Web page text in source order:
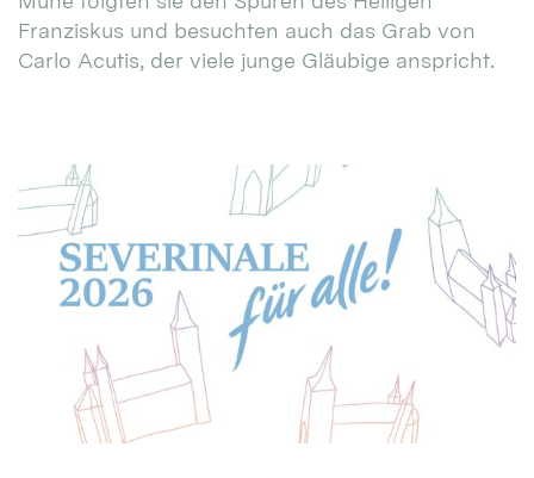
Franziskus und besuchten auch das Grab von
Carlo Acutis, der viele junge Gläubige anspricht.